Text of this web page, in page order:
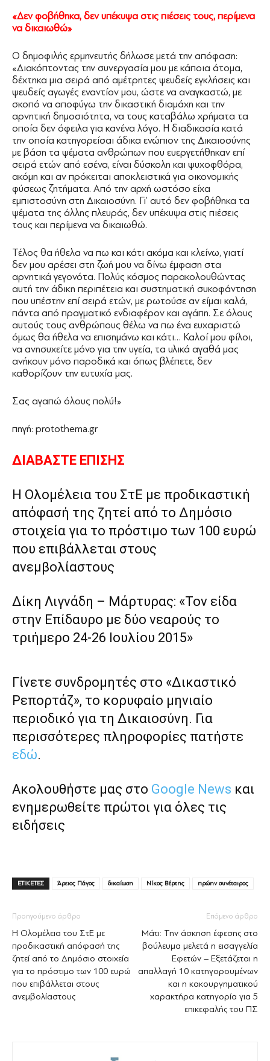
«Δεν φοβήθηκα, δεν υπέκυψα στις πιέσεις τους, περίμενα
να δικαιωθώ»
Ο δημοφιλής ερμηνευτής δήλωσε μετά την απόφαση:
«Διακόπτοντας την συνεργασία μου με κάποια άτομα,
δέχτηκα μια σειρά από αμέτρητες ψευδείς εγκλήσεις και
ψευδείς αγωγές εναντίον μου, ώστε να αναγκαστώ, με
σκοπό να αποφύγω την δικαστική διαμάχη και την
αρνητική δημοσιότητα, να τους καταβάλω χρήματα τα
οποία δεν όφειλα για κανένα λόγο. Η διαδικασία κατά
την οποία κατηγορείσαι άδικα ενώπιον της Δικαιοσύνης
με βάση τα ψέματα ανθρώπων που ευεργετήθηκαν επί
σειρά ετών από εσένα, είναι δύσκολη και ψυχοφθόρα,
ακόμη και αν πρόκειται αποκλειστικά για οικονομικής
φύσεως ζητήματα. Από την αρχή ωστόσο είχα
εμπιστοσύνη στη Δικαιοσύνη. Γι’ αυτό δεν φοβήθηκα τα
ψέματα της άλλης πλευράς, δεν υπέκυψα στις πιέσεις
τους και περίμενα να δικαιωθώ.
Τέλος θα ήθελα να πω και κάτι ακόμα και κλείνω, γιατί
δεν μου αρέσει στη ζωή μου να δίνω έμφαση στα
αρνητικά γεγονότα. Πολύς κόσμος παρακολουθώντας
αυτή την άδικη περιπέτεια και συστηματική συκοφάντηση
που υπέστην επί σειρά ετών, με ρωτούσε αν είμαι καλά,
πάντα από πραγματικό ενδιαφέρον και αγάπη. Σε όλους
αυτούς τους ανθρώπους θέλω να πω ένα ευχαριστώ
όμως θα ήθελα να επισημάνω και κάτι… Καλοί μου φίλοι,
να ανησυχείτε μόνο για την υγεία, τα υλικά αγαθά μας
ανήκουν μόνο παροδικά και όπως βλέπετε, δεν
καθορίζουν την ευτυχία μας.
Σας αγαπώ όλους πολύ!»
πηγή: protothema.gr
ΔΙΑΒΑΣΤΕ ΕΠΙΣΗΣ
Η Ολομέλεια του ΣτΕ με προδικαστική
απόφασή της ζητεί από το Δημόσιο
στοιχεία για το πρόστιμο των 100 ευρώ
που επιβάλλεται στους
ανεμβολίαστους
Δίκη Λιγνάδη – Μάρτυρας: «Τον είδα
στην Επίδαυρο με δύο νεαρούς το
τριήμερο 24-26 Ιουλίου 2015»
Γίνετε συνδρομητές στο «Δικαστικό
Ρεπορτάζ», το κορυφαίο μηνιαίο
περιοδικό για τη Δικαιοσύνη. Για
περισσότερες πληροφορίες πατήστε
εδώ.
Ακολουθήστε μας στο Google News και
ενημερωθείτε πρώτοι για όλες τις
ειδήσεις
ΕΤΙΚΕΤΕΣ Άρειος Πάγος δικαίωση Νίκος Βέρτης πρώην συνέταιρος
Προηγούμενο άρθρο
Η Ολομέλεια του ΣτΕ με
προδικαστική απόφασή της
ζητεί από το Δημόσιο στοιχεία
για το πρόστιμο των 100 ευρώ
που επιβάλλεται στους
ανεμβολίαστους
Επόμενο άρθρο
Μάτι: Την άσκηση έφεσης στο
βούλευμα μελετά η εισαγγελία
Εφετών – Εξετάζεται η
απαλλαγή 10 κατηγορουμένων
και η κακουργηματικού
χαρακτήρα κατηγορία για 5
επικεφαλής του ΠΣ